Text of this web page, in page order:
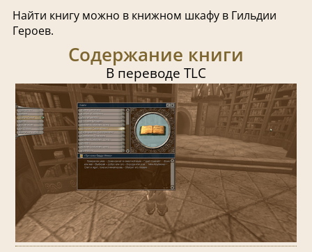
Найти книгу можно в книжном шкафу в Гильдии
Героев.
Содержание книги
В переводе TLC